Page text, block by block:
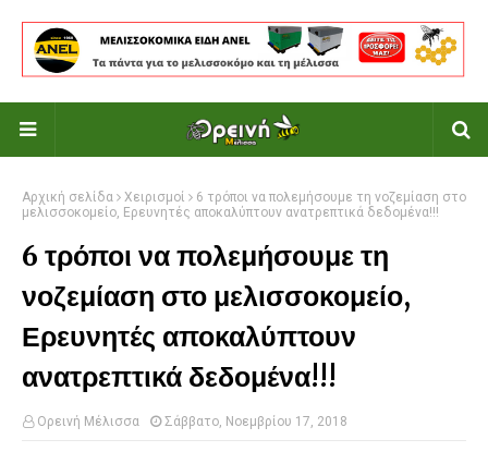
Αρχική σελίδα Χειρισμοί
6 τρόποι να πολεμήσουμε τη νοζεμίαση στο
μελισσοκομείο, Ερευνητές αποκαλύπτουν ανατρεπτικά δεδομένα!!!
6 τρόποι να πολεμήσουμε τη
νοζεμίαση στο μελισσοκομείο,
Ερευνητές αποκαλύπτουν
ανατρεπτικά δεδομένα!!!
Ορεινή Μέλισσα Σάββατο, Νοεμβρίου 17, 2018